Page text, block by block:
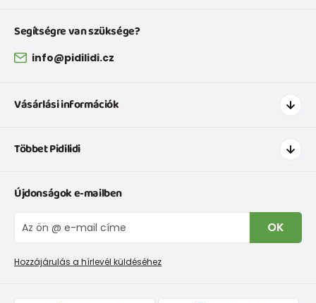
Segítségre van szüksége?
info@pidilidi.cz
Vásárlási információk
Szállítás és fizetés
Cipőmérettáblázat
IVisszaküldések és reklamációk
Panaszkezelési eljárás
Többet Pidilidi
Rólunk
Blog
Nagykereskedelem PiDiLiDi
Áruk begyűjtése
Újdonságok e-mailben
OK
Hozzájárulás a hírlevél küldéséhez